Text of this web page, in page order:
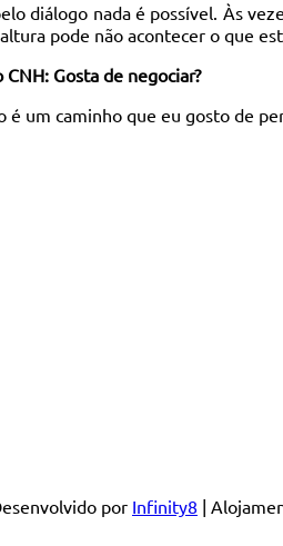
diálogo nada é possível. Às
pode não acontecer o que
Gosta de negociar?
é um caminho que eu gosto de
por Infinity8 |